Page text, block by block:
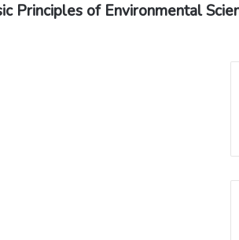
Principles of Environmental